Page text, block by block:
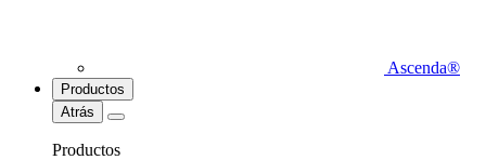
Ascenda®
Productos
Atrás
Productos